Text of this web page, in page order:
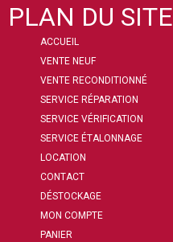
PLAN DU SITE
ACCUEIL
VENTE NEUF
VENTE RECONDITIONNÉ
SERVICE RÉPARATION
SERVICE VÉRIFICATION
SERVICE ÉTALONNAGE
LOCATION
CONTACT
DÉSTOCKAGE
MON COMPTE
PANIER